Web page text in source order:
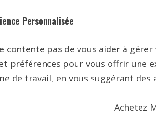
Personnalisée
contente pas de vous aider à
préférences pour vous offrir une
de travail, en vous suggérant
Achetez